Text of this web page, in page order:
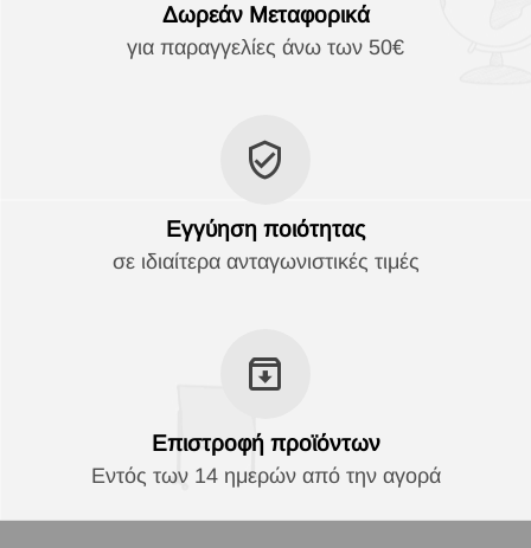
Δωρεάν Μεταφορικά
για παραγγελίες άνω των 50€
Εγγύηση ποιότητας
σε ιδιαίτερα ανταγωνιστικές τιμές
Επιστροφή προϊόντων
Εντός των 14 ημερών από την αγορά